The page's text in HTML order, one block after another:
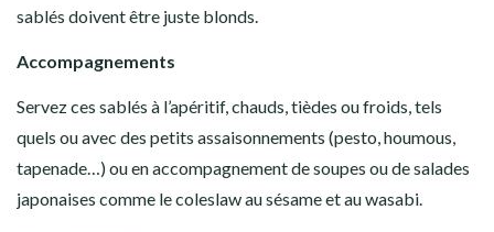
sablés doivent être juste blonds.
Accompagnements
Servez ces sablés à l’apéritif, chauds, tièdes ou froids, tels
quels ou avec des petits assaisonnements (pesto, houmous,
tapenade…) ou en accompagnement de soupes ou de salades
japonaises comme le coleslaw au sésame et au wasabi.